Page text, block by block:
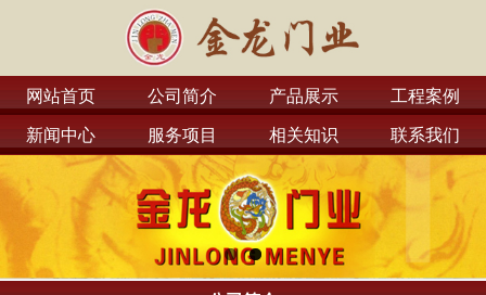
网站首页 公司简介 产品展示 工程案例
新闻中心 服务项目 相关知识 联系我们